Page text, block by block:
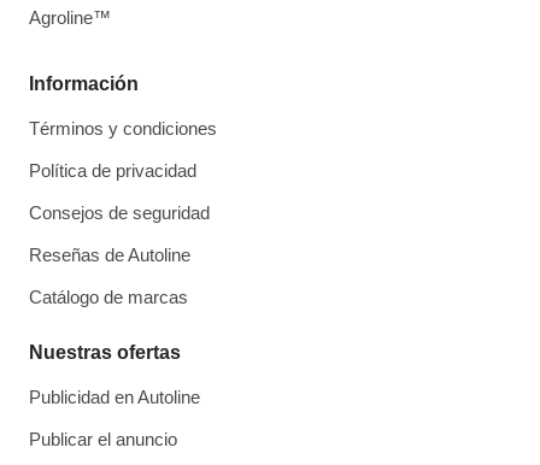
Información
Términos y condiciones
Política de privacidad
Consejos de seguridad
Reseñas de Autoline
Catálogo de marcas
Nuestras ofertas
Publicidad en Autoline
Publicar el anuncio
Agroline™